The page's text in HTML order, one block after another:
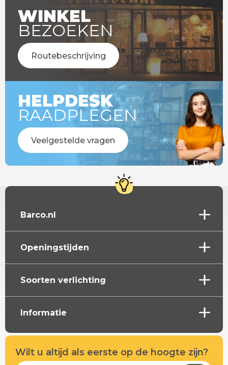
WINKEL
BEZOEKEN
Routebeschrijving
HELPDESK
RAADPLEGEN
Veelgestelde vragen
Barco.nl
Openingstijden
Soorten verlichting
Informatie
Wilt u altijd als eerste op de hoogte zijn?